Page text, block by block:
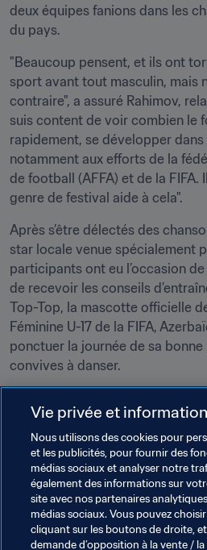
deux équipes fanions dans les
du pays.
"Beaucoup pensent, et ils ont
sport avant tout masculin, mais
contraire", a assuré Rahimov,
suis content de voir combien le
rapidement, se développer
notamment aux efforts de la
de football (AFFA) et de la FIFA.
genre de festival aide à cela".
Après s’être délectés des
star locale venue spécialement
participants ont eu l’occasion
de recevoir les conseils
Top-Top, la mascotte officielle
Féminine U-17 de la FIFA,
ponctuer la journée de sa
convives à danser.
crucial, dans la mesure où nous
de convaincre plus de jeunes
football", a souligné Elkhan
général de l’AFFA. "Je suis très
FIFA, qui nous aide à organiser
suis convaincu que nous en
futur proche".
Vie privée et
Nous utilisons des cookies pour
et les publicités, pour fournir des
médias sociaux et analyser notre
également des informations sur
site avec nos partenaires
médias sociaux. Vous pouvez
cliquant sur les boutons de droite,
demande d’opposition à la vente /